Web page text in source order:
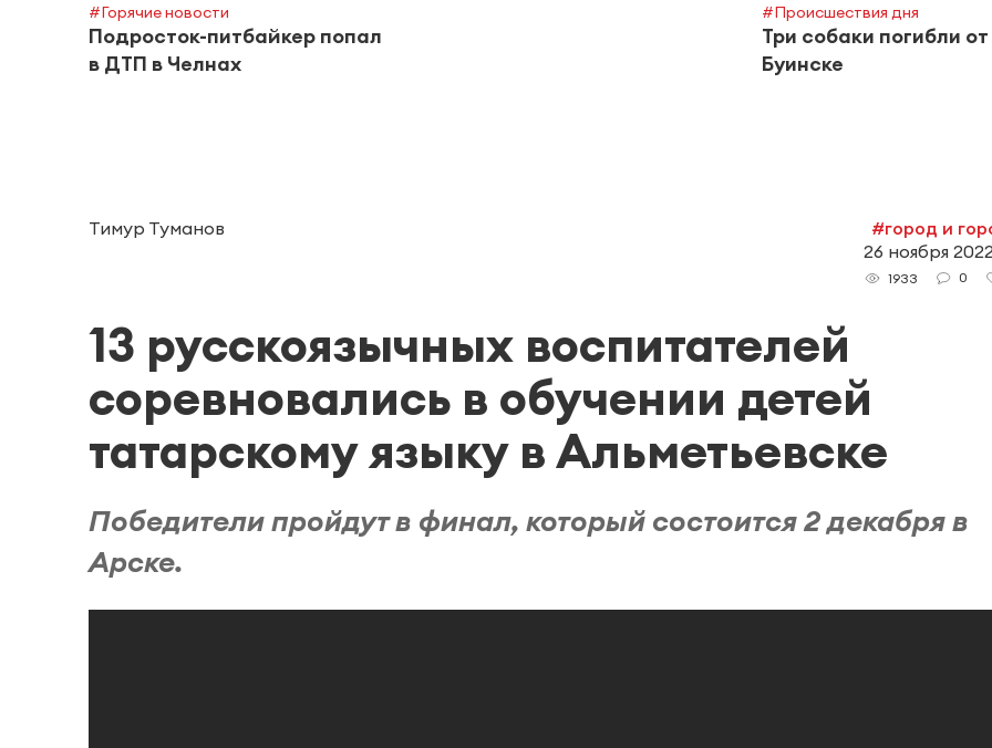
#Горячие новости
Подросток-питбайкер попал
в ДТП в Челнах
#Происшествия дня
Три собаки погибли
Буинске
Тимур Туманов
#город и
26 ноября
1933 0
13 русскоязычных воспитателей
соревновались в обучении детей
татарскому языку в Альметьевске
Победители пройдут в финал, который состоится 2 декабря в
Арске.